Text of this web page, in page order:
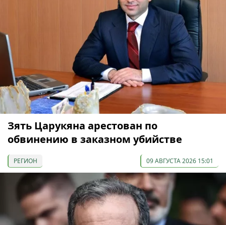
Зять Царукяна арестован по
обвинению в заказном убийстве
РЕГИОН 09 АВГУСТА 2026 15:01